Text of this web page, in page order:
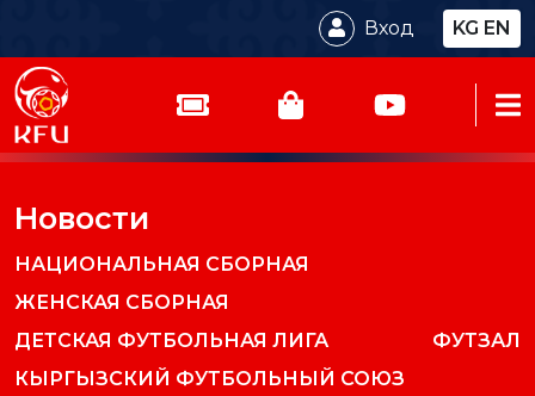
Вход KG EN
Новости
НАЦИОНАЛЬНАЯ СБОРНАЯ
ЖЕНСКАЯ СБОРНАЯ
ДЕТСКАЯ ФУТБОЛЬНАЯ ЛИГА
ФУТЗАЛ
КЫРГЫЗСКИЙ ФУТБОЛЬНЫЙ СОЮЗ